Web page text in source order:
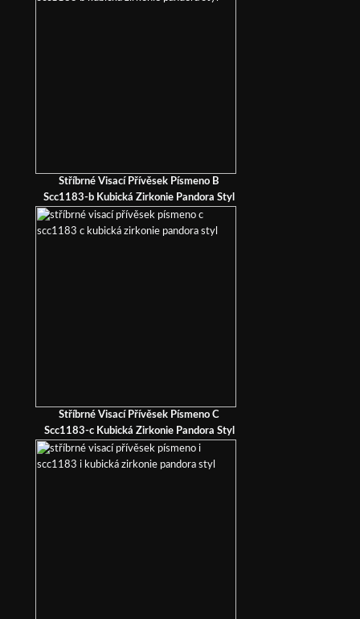
Stříbrné Visací Přívěsek Písmeno B
Scc1183-b Kubická Zirkonie Pandora Styl
Stříbrné Visací Přívěsek Písmeno C
Scc1183-c Kubická Zirkonie Pandora Styl